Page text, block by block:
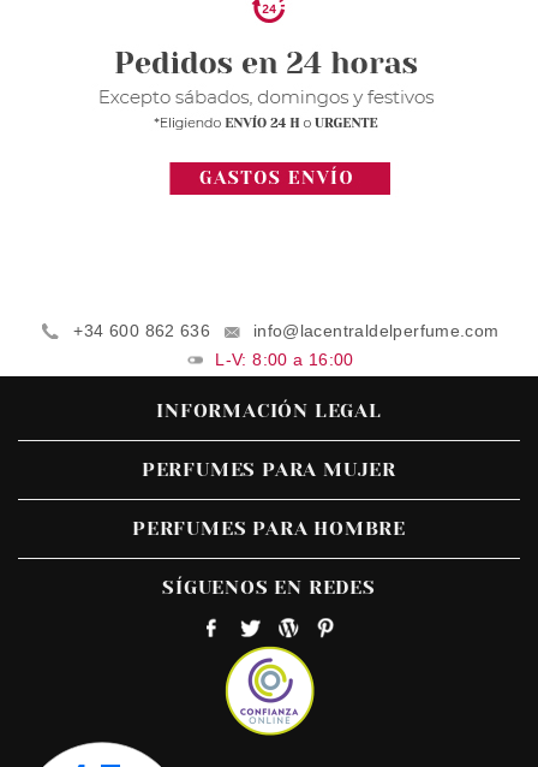
+34 600 862 636
info@lacentraldelperfume.com
L-V: 8:00 a 16:00
INFORMACIÓN LEGAL
PERFUMES PARA MUJER
PERFUMES PARA HOMBRE
SÍGUENOS EN REDES